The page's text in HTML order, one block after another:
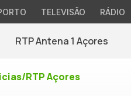
TELEVISÃO RÁDIO
RTP Antena 1 Açores
RTP Açores